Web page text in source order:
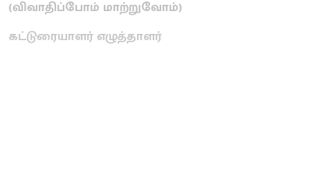
(விவாதிப்போம் மாற்றுவோம்)
கட்டுரையாளர் எழுத்தாளர்